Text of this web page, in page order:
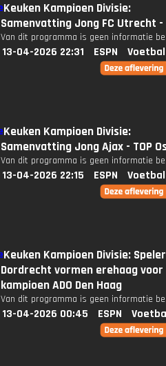
Keuken Kampioen Divisie:
Samenvatting Jong FC Utrecht
Van dit programma is geen informatie
13-04-2026 22:31 ESPN
Keuken Kampioen Divisie:
Samenvatting Jong Ajax - TOP
Van dit programma is geen informatie
13-04-2026 22:15 ESPN
Keuken Kampioen Divisie:
Dordrecht vormen erehaag voor
kampioen ADO Den Haag
Van dit programma is geen informatie
13-04-2026 00:45 ESPN